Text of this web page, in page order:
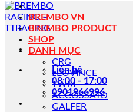
Liên hệ
08:00 - 17:00
0901966996
BREMBO VN
BREMBO PRODUCT
SHOP
DANH MỤC
CRG
LEOVINCE
TWM
ACCOSSATO
GALFER